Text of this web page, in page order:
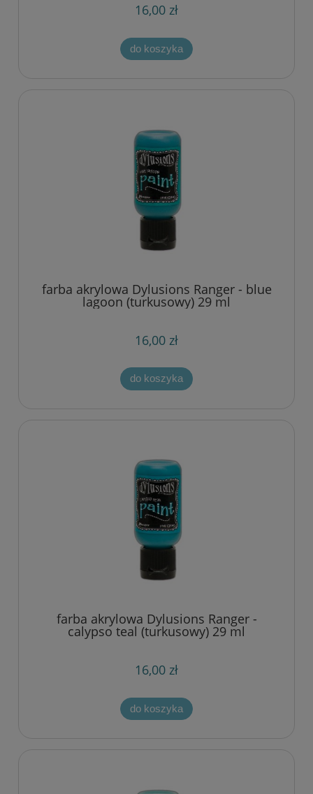
16,00 zł
do koszyka
farba akrylowa Dylusions Ranger - blue
lagoon (turkusowy) 29 ml
16,00 zł
do koszyka
farba akrylowa Dylusions Ranger -
calypso teal (turkusowy) 29 ml
16,00 zł
do koszyka